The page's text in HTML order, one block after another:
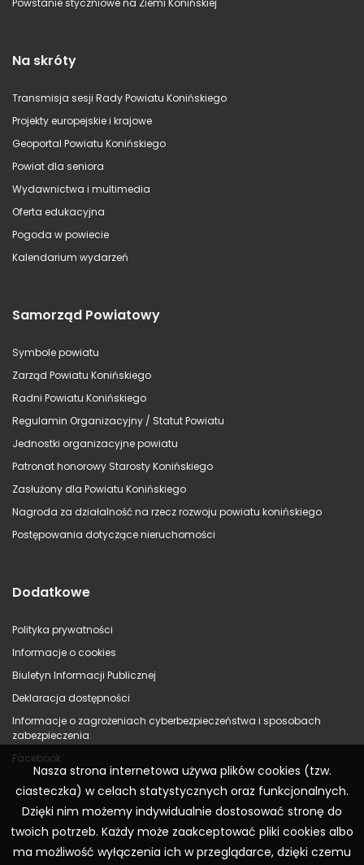
Na skróty
Transmisja sesji Rady Powiatu Konińskiego
Projekty europejskie i krajowe
Geoportal Powiatu Konińskiego
Powiat dla seniora
Wydawnictwa i multimedia
Oferta edukacyjna
Pogoda w powiecie
Kalendarium wydarzeń
Samorząd Powiatowy
Symbole powiatu
Zarząd Powiatu Konińskiego
Radni Powiatu Konińskiego
Regulamin Organizacyjny / Statut Powiatu
Jednostki organizacyjne powiatu
Patronat honorowy Starosty Konińskiego
Zasłużony dla Powiatu Konińskiego
Nagroda za działalność na rzecz rozwoju powiatu konińskiego
Postępowania dotyczące nieruchomości
Dodatkowe
Polityka prywatności
Informacje o cookies
Biuletyn Informacji Publicznej
Deklaracja dostępności
Informacje o zagrożeniach cyberbezpieczeństwa i sposobach
zabezpieczenia
Facebook
Nasza strona internetowa używa plików cookies (tzw.
ciasteczka) w celach statystycznych oraz funkcjonalnych.
Dzięki nim możemy indywidualnie dostosować stronę do
twoich potrzeb. Każdy może zaakceptować pliki cookies albo
ma możliwość wyłączenia ich w przeglądarce, dzięki czemu